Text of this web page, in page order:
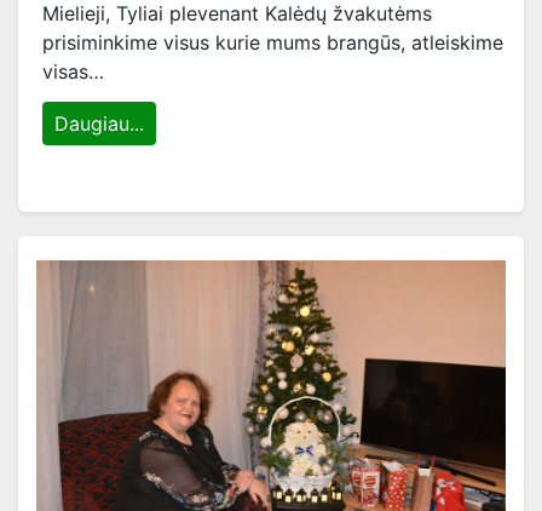
Mielieji, Tyliai plevenant Kalėdų žvakutėms
prisiminkime visus kurie mums brangūs, atleiskime
visas…
Daugiau...